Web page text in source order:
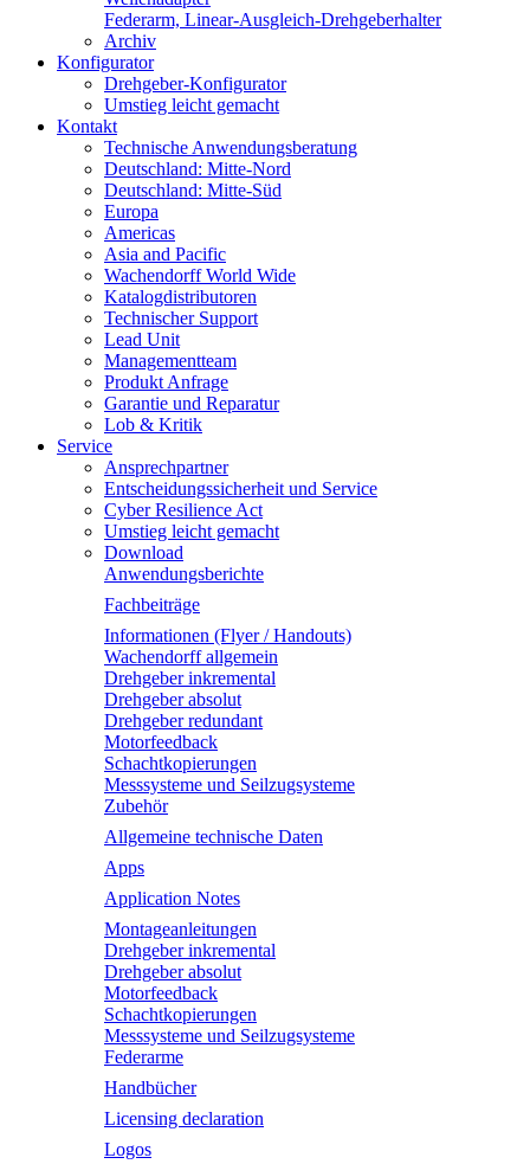
Federarm, Linear-Ausgleich-Drehgeberhalter
Archiv
Konfigurator
Drehgeber-Konfigurator
Umstieg leicht gemacht
Kontakt
Technische Anwendungsberatung
Deutschland: Mitte-Nord
Deutschland: Mitte-Süd
Europa
Americas
Asia and Pacific
Wachendorff World Wide
Katalogdistributoren
Technischer Support
Lead Unit
Managementteam
Produkt Anfrage
Garantie und Reparatur
Lob & Kritik
Service
Ansprechpartner
Entscheidungssicherheit und Service
Cyber Resilience Act
Umstieg leicht gemacht
Download
Anwendungsberichte
Fachbeiträge
Informationen (Flyer / Handouts)
Wachendorff allgemein
Drehgeber inkremental
Drehgeber absolut
Drehgeber redundant
Motorfeedback
Schachtkopierungen
Messsysteme und Seilzugsysteme
Zubehör
Allgemeine technische Daten
Apps
Application Notes
Montageanleitungen
Drehgeber inkremental
Drehgeber absolut
Motorfeedback
Schachtkopierungen
Messsysteme und Seilzugsysteme
Federarme
Handbücher
Licensing declaration
Logos